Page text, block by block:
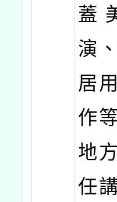
蓋
演
居
作
地
任